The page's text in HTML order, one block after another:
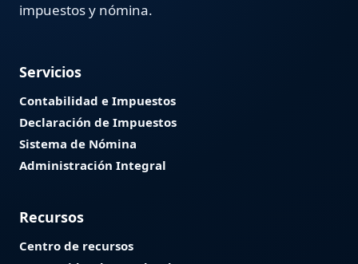
impuestos y nómina.
Servicios
Contabilidad e Impuestos
Declaración de Impuestos
Sistema de Nómina
Administración Integral
Recursos
Centro de recursos